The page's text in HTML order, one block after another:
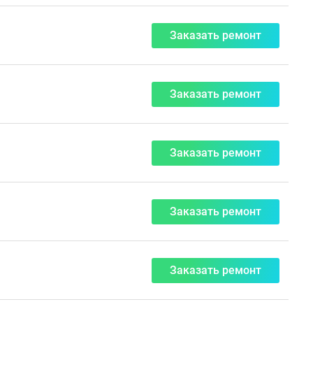
Заказать ремонт
Заказать ремонт
Заказать ремонт
Заказать ремонт
Заказать ремонт